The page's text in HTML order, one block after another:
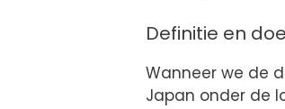
Definitie en
Wanneer we de
Japan onder de